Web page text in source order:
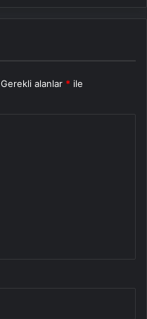
Gerekli alanlar * ile